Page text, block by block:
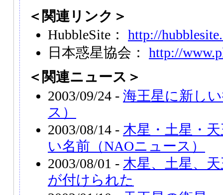
＜関連リンク＞
HubbleSite： http://
日本惑星協会： http://
＜関連ニュース＞
2003/09/24 - 海王星に新し
ス）
2003/08/14 - 木星・土星・
い名前（NAOニュース）
2003/08/01 - 木星、土星、
が付けられた